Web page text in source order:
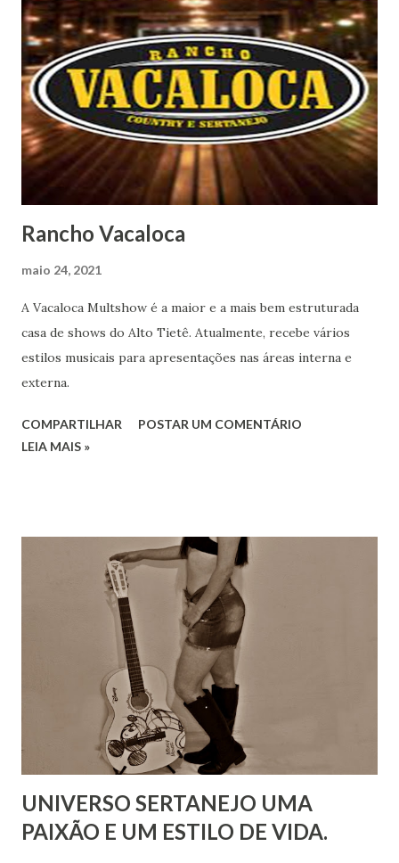
Rancho Vacaloca
maio 24, 2021
A Vacaloca Multshow é a maior e a mais bem estruturada
casa de shows do Alto Tietê. Atualmente, recebe vários
estilos musicais para apresentações nas áreas interna e
externa.
COMPARTILHAR
POSTAR UM COMENTÁRIO
LEIA MAIS »
UNIVERSO SERTANEJO UMA
PAIXÃO E UM ESTILO DE VIDA.